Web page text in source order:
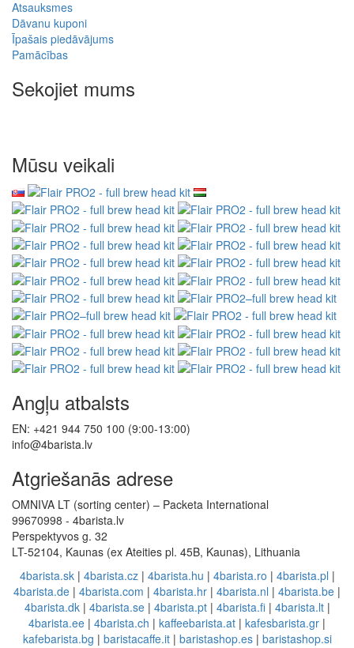
Atsauksmes
Dāvanu kuponi
Īpašais piedāvājums
Pamācības
Sekojiet mums
Mūsu veikali
Angļu atbalsts
EN: +421 944 750 100 (9:00-13:00)
info@4barista.lv
Atgriešanās adrese
OMNIVA LT (sorting center) – Packeta International
99670998 - 4barista.lv
Perspektyvos g. 32
LT-52104, Kaunas (ex Ateities pl. 45B, Kaunas), Lithuania
4barista.sk| 4barista.cz| 4barista.hu | 4barista.ro | 4barista.pl |
4barista.de | 4barista.com | 4barista.hr | 4barista.nl | 4barista.be |
4barista.dk| 4barista.se| 4barista.pt| 4barista.fi| 4barista.lt|
4barista.ee | 4barista.ch | kaffeebarista.at | kafesbarista.gr |
kafebarista.bg | baristacaffe.it| baristashop.es| baristashop.si